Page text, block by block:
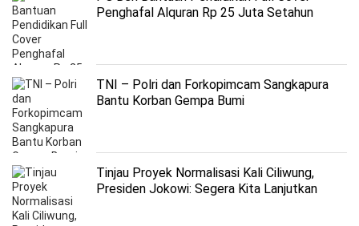
Penghafal Alquran Rp 25 Juta Setahun
TNI – Polri dan Forkopimcam Sangkapura
Bantu Korban Gempa Bumi
Tinjau Proyek Normalisasi Kali Ciliwung,
Presiden Jokowi: Segera Kita Lanjutkan